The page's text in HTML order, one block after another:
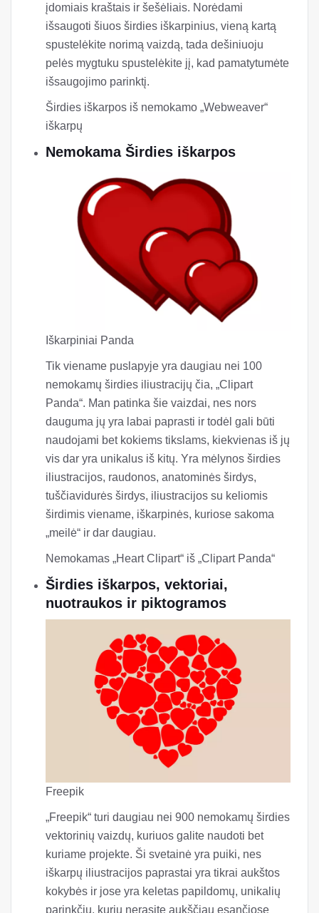
įdomiais kraštais ir šešėliais. Norėdami
išsaugoti šiuos širdies iškarpinius, vieną kartą
spustelėkite norimą vaizdą, tada dešiniuoju
pelės mygtuku spustelėkite jį, kad pamatytumėte
išsaugojimo parinktį.
Širdies iškarpos iš nemokamo „Webweaver“
iškarpų
Nemokama Širdies iškarpos
Iškarpiniai Panda
Tik viename puslapyje yra daugiau nei 100
nemokamų širdies iliustracijų čia, „Clipart
Panda“. Man patinka šie vaizdai, nes nors
dauguma jų yra labai paprasti ir todėl gali būti
naudojami bet kokiems tikslams, kiekvienas iš jų
vis dar yra unikalus iš kitų. Yra mėlynos širdies
iliustracijos, raudonos, anatominės širdys,
tuščiavidurės širdys, iliustracijos su keliomis
širdimis viename, iškarpinės, kuriose sakoma
„meilė“ ir dar daugiau.
Nemokamas „Heart Clipart“ iš „Clipart Panda“
Širdies iškarpos, vektoriai,
nuotraukos ir piktogramos
Freepik
„Freepik“ turi daugiau nei 900 nemokamų širdies
vektorinių vaizdų, kuriuos galite naudoti bet
kuriame projekte. Ši svetainė yra puiki, nes
iškarpų iliustracijos paprastai yra tikrai aukštos
kokybės ir jose yra keletas papildomų, unikalių
parinkčių, kurių nerasite aukščiau esančiose